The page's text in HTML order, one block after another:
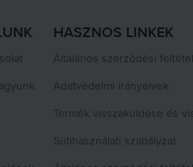
HASZNOS LINKEK
Általános szerződési
Adatvédelmi irányelvek
Termék visszaküldése és
Sütihasználati szabályzat